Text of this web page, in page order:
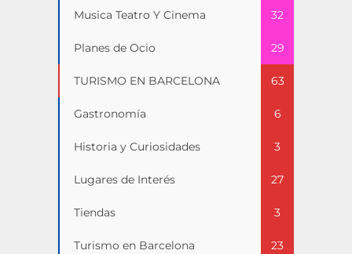
Musica Teatro Y Cinema 32
Planes de Ocio 29
TURISMO EN BARCELONA 63
Gastronomía 6
Historia y Curiosidades 3
Lugares de Interés 27
Tiendas 3
Turismo en Barcelona 23